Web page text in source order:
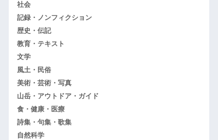
社会
記録・ノンフィクション
歴史・伝記
教育・テキスト
文学
風土・民俗
美術・芸術・写真
山岳・アウトドア・ガイド
食・健康・医療
詩集・句集・歌集
自然科学